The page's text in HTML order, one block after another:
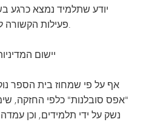
יודע שתלמיד נמצא כרגע
פעילות הקשורה לבית הספר.
יישום
אף על פי שמחוז בית הספר
"אפס סובלנות" כלפי החזקה,
נשק על ידי תלמידים, וכן